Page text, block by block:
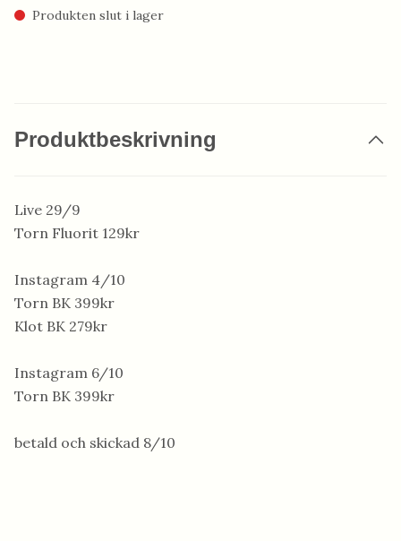
Produkten slut i lager
Produktbeskrivning
Live 29/9
Torn Fluorit 129kr
Instagram 4/10
Torn BK 399kr
Klot BK 279kr
Instagram 6/10
Torn BK 399kr
betald och skickad 8/10